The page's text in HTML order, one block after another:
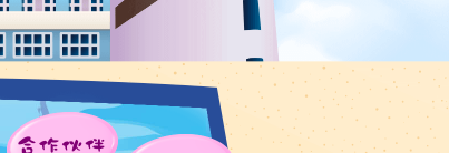
合作伙伴